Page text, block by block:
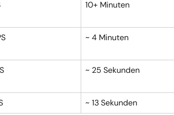
10+ Minuten
~ 4 Minuten
~ 25 Sekunden
~ 13 Sekunden